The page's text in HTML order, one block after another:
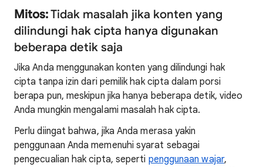
Mitos:Tidak masalah jika konten yang
dilindungi hak cipta hanya digunakan
beberapa detik saja
Jika Anda menggunakan konten yang dilindungi hak
cipta tanpa izin dari pemilik hak cipta dalam porsi
berapa pun, meskipun jika hanya beberapa detik, video
Anda mungkin mengalami masalah hak cipta.
Perlu diingat bahwa, jika Anda merasa yakin
penggunaan Anda memenuhi syarat sebagai
pengecualian hak cipta, seperti penggunaan wajar,